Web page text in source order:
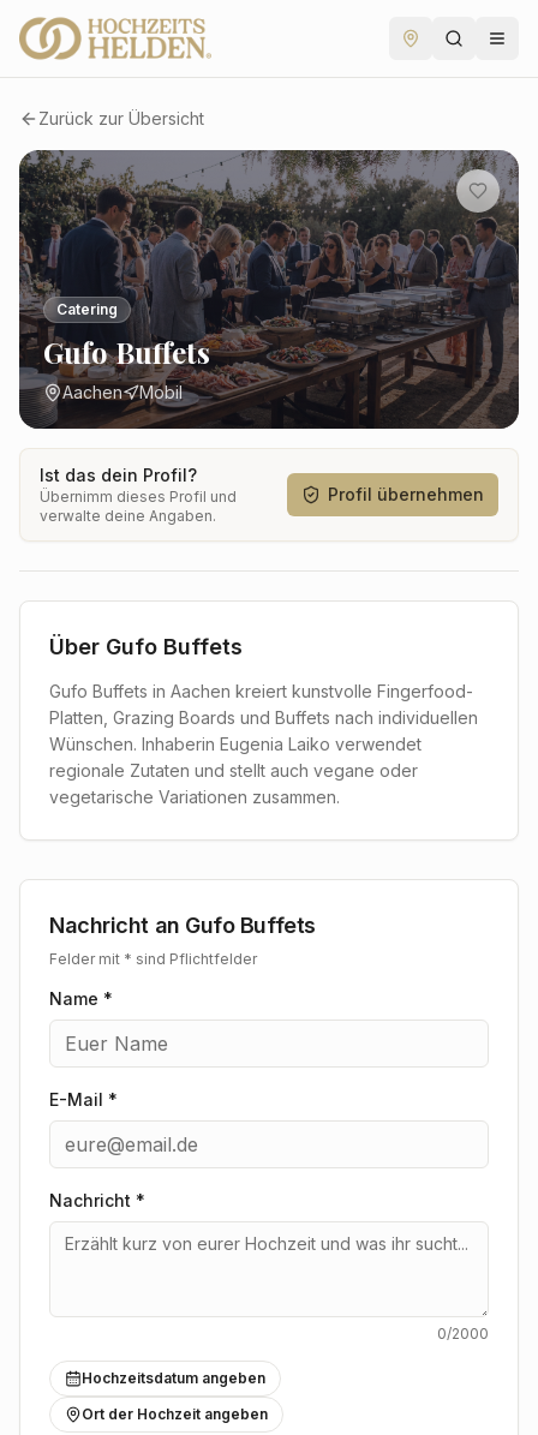
Zurück zur Übersicht
Catering
Gufo Buffets
Aachen Mobil
Ist das dein Profil?
Übernimm dieses Profil und
verwalte deine Angaben.
Profil übernehmen
Über Gufo Buffets
Gufo Buffets in Aachen kreiert kunstvolle Fingerfood-
Platten, Grazing Boards und Buffets nach individuellen
Wünschen. Inhaberin Eugenia Laiko verwendet
regionale Zutaten und stellt auch vegane oder
vegetarische Variationen zusammen.
Nachricht an Gufo Buffets
Felder mit * sind Pflichtfelder
Name *
E-Mail *
Nachricht *
0/2000
Hochzeitsdatum angeben
Ort der Hochzeit angeben